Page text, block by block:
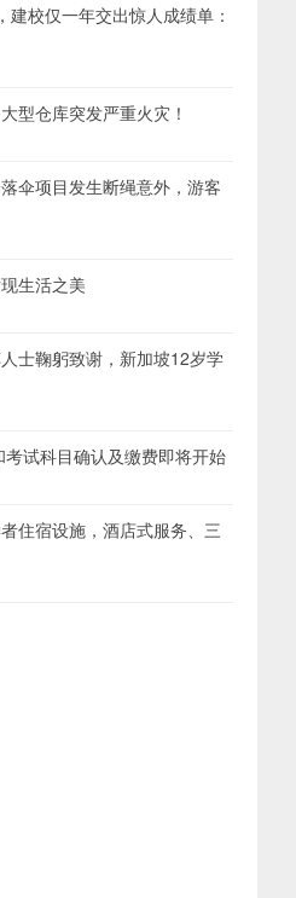
校仅一年交出惊人成绩单：
型仓库突发严重火灾！
伞项目发生断绳意外，游客
生活之美
士鞠躬致谢，新加坡12岁学
试科目确认及缴费即将开始
住宿设施，酒店式服务、三